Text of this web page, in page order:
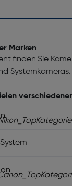
Marken
finden Sie